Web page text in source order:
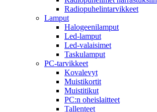
Radiopuhelintarvikkeet
Lamput
Halogeenilamput
Led-lamput
Led-valaisimet
Taskulamput
PC-tarvikkeet
Kovalevyt
Muistikortit
Muistitikut
PC:n oheislaitteet
Tallenteet